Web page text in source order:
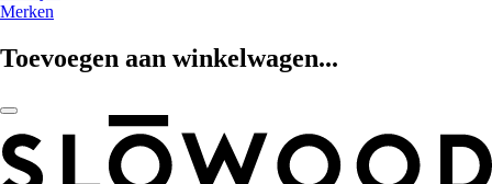
Merken
Toevoegen aan winkelwagen...